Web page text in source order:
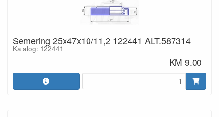
Semering 25x47x10/11,2 122441 ALT.587314
Katalog: 122441
KM 9.00